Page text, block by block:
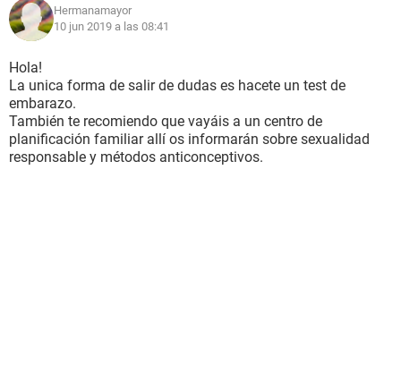
Hermanamayor
10 jun 2019 a las 08:41
Hola!
La unica forma de salir de dudas es hacete un test de
embarazo.
También te recomiendo que vayáis a un centro de
planificación familiar allí os informarán sobre sexualidad
responsable y métodos anticonceptivos.